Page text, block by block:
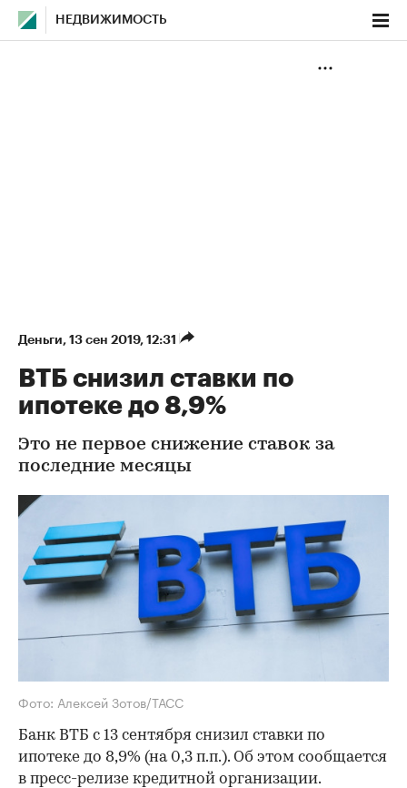
НЕДВИЖИМОСТЬ
Деньги⁠, 13 сен 2019, 12:31
ВТБ снизил ставки по
ипотеке до 8,9%
Это не первое снижение ставок за
последние месяцы
Фото: Алексей Зотов/ТАСС
Банк ВТБ с 13 сентября снизил ставки по
ипотеке до 8,9% (на 0,3 п.п.). Об этом сообщается
в пресс-релизе кредитной организации.